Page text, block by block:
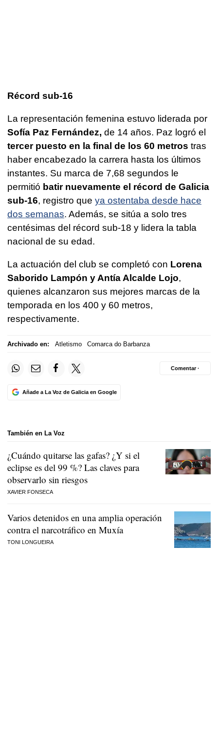
Récord sub-16
La representación femenina estuvo liderada por
Sofía Paz Fernández, de 14 años. Paz logró el
tercer puesto en la final de los 60 metros tras
haber encabezado la carrera hasta los últimos
instantes. Su marca de 7,68 segundos le
permitió batir nuevamente el récord de Galicia
sub-16, registro que ya ostentaba desde hace
dos semanas. Además, se sitúa a solo tres
centésimas del récord sub-18 y lidera la tabla
nacional de su edad.
La actuación del club se completó con Lorena
Saborido Lampón y Antía Alcalde Lojo,
quienes alcanzaron sus mejores marcas de la
temporada en los 400 y 60 metros,
respectivamente.
Archivado en: Atletismo Comarca do Barbanza
Añade a La Voz de Galicia en Google
Comentar ·
También en La Voz
¿Cuándo quitarse las gafas? ¿Y si el
eclipse es del 99 %? Las claves para
observarlo sin riesgos
XAVIER FONSECA
Varios detenidos en una amplia operación
contra el narcotráfico en Muxía
TONI LONGUEIRA